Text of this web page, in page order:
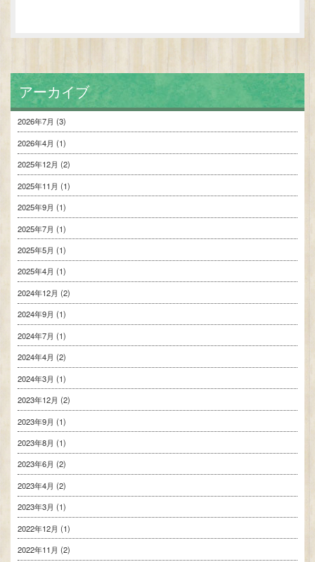
アーカイブ
2026年7月 (3)
2026年4月 (1)
2025年12月 (2)
2025年11月 (1)
2025年9月 (1)
2025年7月 (1)
2025年5月 (1)
2025年4月 (1)
2024年12月 (2)
2024年9月 (1)
2024年7月 (1)
2024年4月 (2)
2024年3月 (1)
2023年12月 (2)
2023年9月 (1)
2023年8月 (1)
2023年6月 (2)
2023年4月 (2)
2023年3月 (1)
2022年12月 (1)
2022年11月 (2)